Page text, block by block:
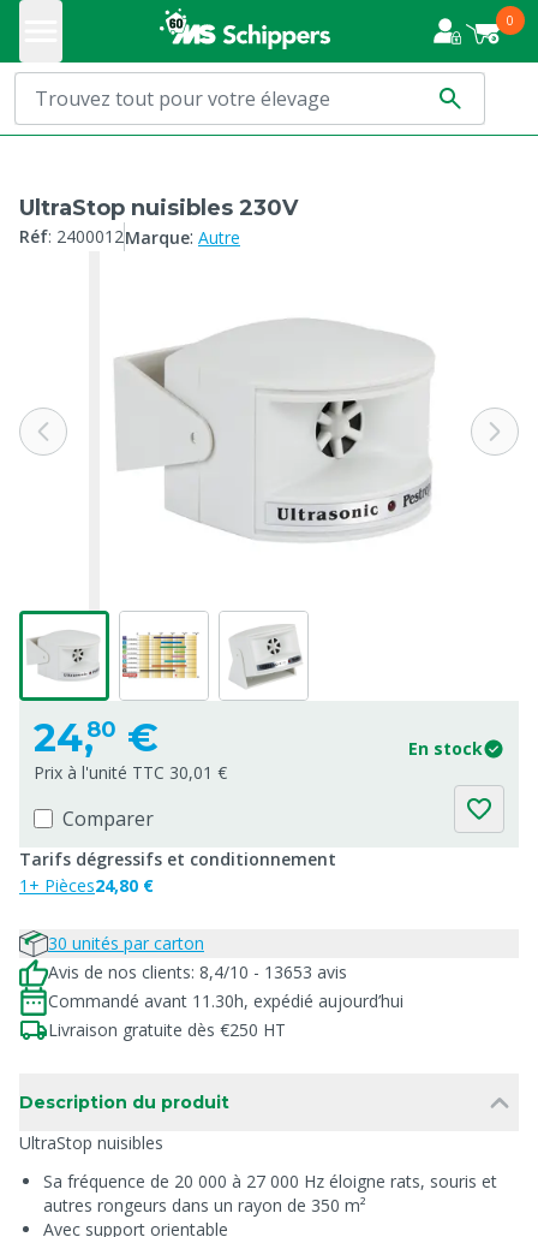
0
UltraStop nuisibles 230V
Réf: 2400012Marque: Autre
24,80 €
En stock
Prix à l'unité TTC 30,01 €
Comparer
Tarifs dégressifs et conditionnement
1+ Pièces24,80 €
30 unités par carton
Avis de nos clients: 8,4/10 - 13653 avis
Commandé avant 11.30h, expédié aujourd’hui
Livraison gratuite dès €250 HT
Description du produit
UltraStop nuisibles
Sa fréquence de 20 000 à 27 000 Hz éloigne rats, souris et
autres rongeurs dans un rayon de 350 m²
Avec support orientable